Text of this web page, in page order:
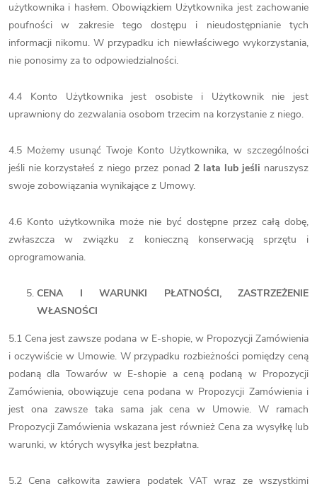
użytkownika i hasłem. Obowiązkiem Użytkownika jest zachowanie
poufności w zakresie tego dostępu i nieudostępnianie tych
informacji nikomu. W przypadku ich niewłaściwego wykorzystania,
nie ponosimy za to odpowiedzialności.
4.4 Konto Użytkownika jest osobiste i Użytkownik nie jest
uprawniony do zezwalania osobom trzecim na korzystanie z niego.
4.5 Możemy usunąć Twoje Konto Użytkownika, w szczególności
jeśli nie korzystałeś z niego przez ponad 2 lata lub jeśli naruszysz
swoje zobowiązania wynikające z Umowy.
4.6 Konto użytkownika może nie być dostępne przez całą dobę,
zwłaszcza w związku z konieczną konserwacją sprzętu i
oprogramowania.
CENA I WARUNKI PŁATNOŚCI, ZASTRZEŻENIE
WŁASNOŚCI
5.1 Cena jest zawsze podana w E-shopie, w Propozycji Zamówienia
i oczywiście w Umowie. W przypadku rozbieżności pomiędzy ceną
podaną dla Towarów w E-shopie a ceną podaną w Propozycji
Zamówienia, obowiązuje cena podana w Propozycji Zamówienia i
jest ona zawsze taka sama jak cena w Umowie. W ramach
Propozycji Zamówienia wskazana jest również Cena za wysyłkę lub
warunki, w których wysyłka jest bezpłatna.
5.2 Cena całkowita zawiera podatek VAT wraz ze wszystkimi